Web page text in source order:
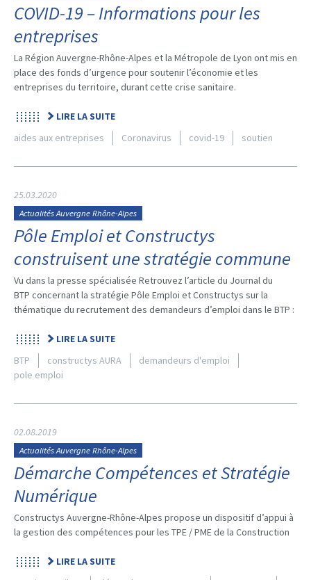
COVID-19 – Informations pour les
entreprises
La Région Auvergne-Rhône-Alpes et la Métropole de Lyon ont mis en
place des fonds d’urgence pour soutenir l’économie et les
entreprises du territoire, durant cette crise sanitaire.
LIRE LA SUITE
aides aux entreprises
Coronavirus covid-19 soutien
25.03.2020
Actualités Auvergne Rhône-Alpes
Pôle Emploi et Constructys
construisent une stratégie commune
Vu dans la presse spécialisée Retrouvez l’article du Journal du
BTP concernant la stratégie Pôle Emploi et Constructys sur la
thématique du recrutement des demandeurs d’emploi dans le BTP :
LIRE LA SUITE
BTP
constructys AURA
demandeurs d'emploi
pole emploi
02.08.2019
Actualités Auvergne Rhône-Alpes
Démarche Compétences et Stratégie
Numérique
Constructys Auvergne-Rhône-Alpes propose un dispositif d’appui à
la gestion des compétences pour les TPE / PME de la Construction
LIRE LA SUITE